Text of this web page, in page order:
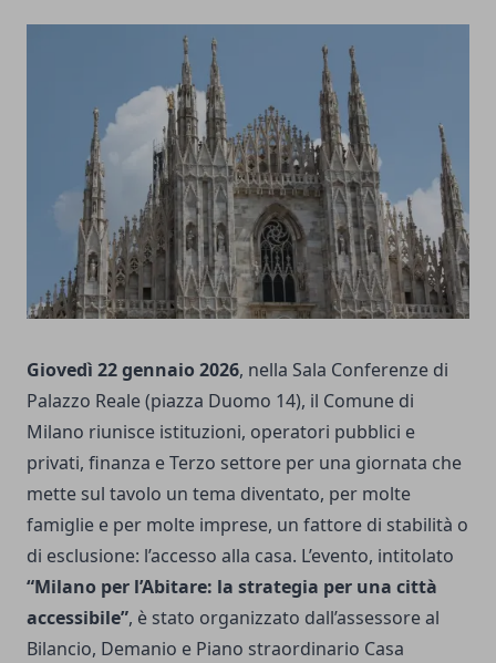
Giovedì 22 gennaio 2026, nella Sala Conferenze di
Palazzo Reale (piazza Duomo 14), il Comune di
Milano riunisce istituzioni, operatori pubblici e
privati, finanza e Terzo settore per una giornata che
mette sul tavolo un tema diventato, per molte
famiglie e per molte imprese, un fattore di stabilità o
di esclusione: l’accesso alla casa. L’evento, intitolato
“Milano per l’Abitare: la strategia per una città
accessibile”, è stato organizzato dall’assessore al
Bilancio, Demanio e Piano straordinario Casa